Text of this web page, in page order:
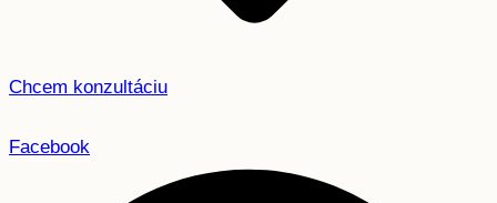
Chcem konzultáciu
Facebook